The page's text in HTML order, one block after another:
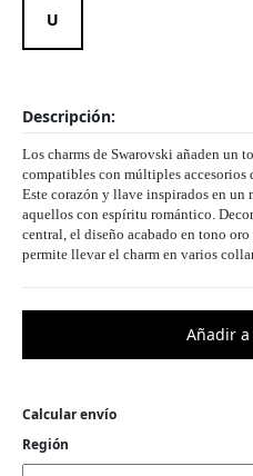
Descripción:
Los charms de Swarovski añaden un
compatibles con múltiples
Este corazón y llave inspirados en un
aquellos con espíritu romántico.
central, el diseño acabado en tono
permite llevar el charm en varios
Calcular envío
Región